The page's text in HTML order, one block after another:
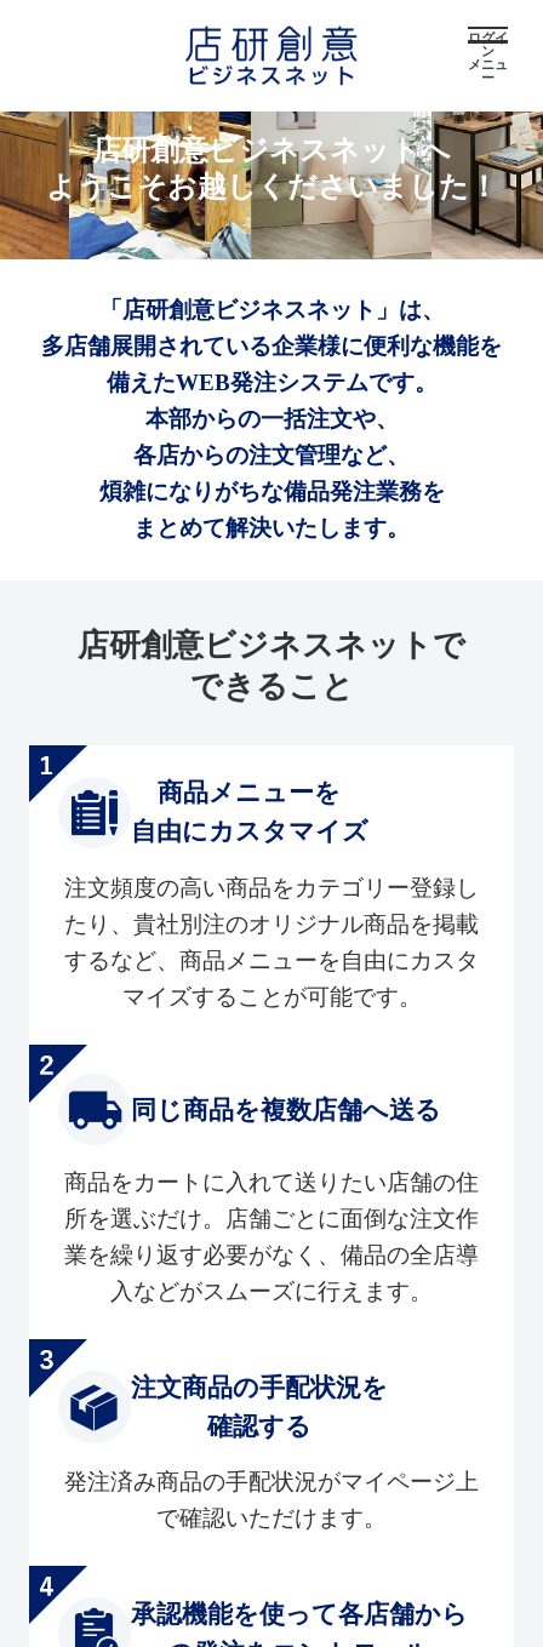
ログイ
ン
メニュ
ー
店研創意ビジネスネットへ
ようこそお越しくださいました！
「店研創意ビジネスネット」は、
多店舗展開されている企業様に便利な機能を
備えたWEB発注システムです。
本部からの一括注文や、
各店からの注文管理など、
煩雑になりがちな備品発注業務を
まとめて解決いたします。
店研創意ビジネスネットで
できること
商品メニューを
自由にカスタマイズ
注文頻度の高い商品をカテゴリー登録し
たり、貴社別注のオリジナル商品を掲載
するなど、商品メニューを自由にカスタ
マイズすることが可能です。
同じ商品を複数店舗へ送る
商品をカートに入れて送りたい店舗の住
所を選ぶだけ。店舗ごとに面倒な注文作
業を繰り返す必要がなく、備品の全店導
入などがスムーズに行えます。
注文商品の手配状況を
確認する
発注済み商品の手配状況がマイページ上
で確認いただけます。
承認機能を使って各店舗から